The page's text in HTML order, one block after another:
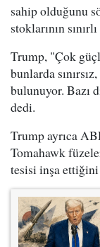
sahip olduğunu
stoklarının
Trump, "Çok
bunlarda
bulunuyor. Bazı
dedi.
Trump ayrıca
Tomahawk
tesisi inşa